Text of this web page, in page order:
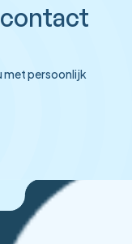
contact
met persoonlijk